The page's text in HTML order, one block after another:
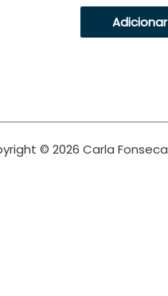
Adicionar
© 2026 Carla Fonseca